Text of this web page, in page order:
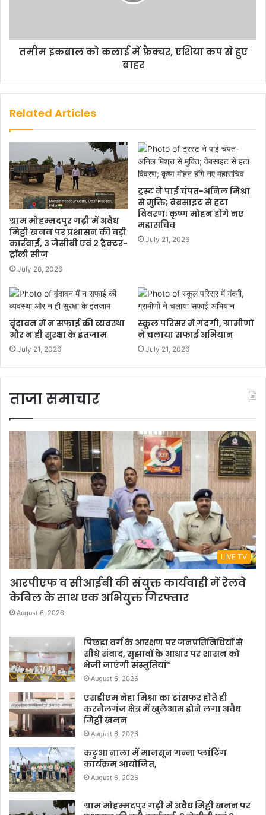
तमीम इकबाल को कलाई में फ्रैक्चर, एशिया कप से हुए
बाहर
Related Articles
ग्राम मोहम्मदपुर गढ़ी में अवैध
मिट्टी खनन पर प्रशासन की बड़ी
कार्रवाई, 3 जेसीबी एवं 2 ट्रैक्टर-
ट्रॉली सीज
July 28, 2026
ट्रस्ट ने पाई चंपत-अनिल मिश्रा
से मुक्ति; वेबसाइट से हटा
विवरण; कृष्ण मोहन होंगे नए
महासचिव
July 21, 2026
वृंदावन में न सफाई की व्यवस्था
और न ही सुरक्षा के इंतजाम
July 21, 2026
स्कूल परिसर में गंदगी, ग्रामीणों
ने चलाया सफाई अभियान
July 21, 2026
ताजा समाचार
LIVE TV
आरपीएफ व सीआईबी की संयुक्त कार्यवाही में रेलवे
केबिल के साथ एक अभियुक्त गिरफ्तार
August 6, 2026
पिछड़ा वर्ग के आरक्षण पर जनप्रतिनिधियों से
सीधे संवाद, सुझावों के आधार पर शासन को
भेजी जाएंगी संस्तुतियां*
August 6, 2026
एसडीएम नेहा मिश्रा का ट्रांसफर होते ही
करनैलगंज क्षेत्र में खुलेआम होने लगा अवैध
मिट्टी खनन
August 6, 2026
कटुआ नाला में मानसून गन्ना प्लांटिंग
कार्यक्रम आयोजित,
August 6, 2026
ग्राम मोहम्मदपुर गढ़ी में अवैध मिट्टी खनन पर